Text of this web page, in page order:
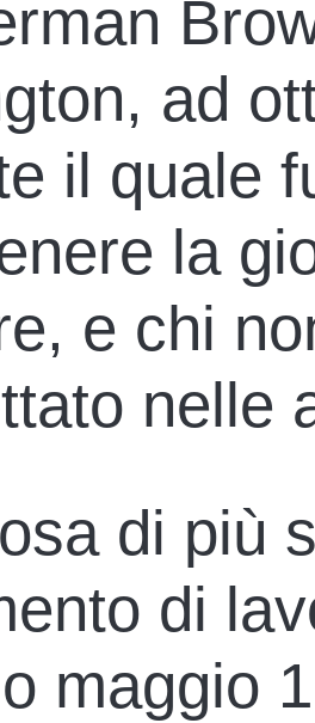
ad
il quale
la
e chi
nelle
di più
di
maggio